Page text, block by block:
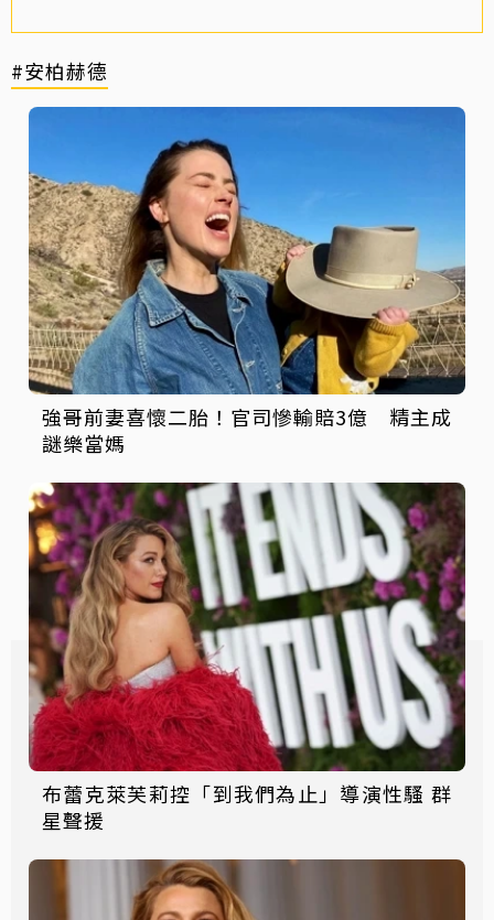
#安柏赫德
強哥前妻喜懷二胎！官司慘輸賠3億 精主成
謎樂當媽
布蕾克萊芙莉控「到我們為止」導演性騷 群
星聲援